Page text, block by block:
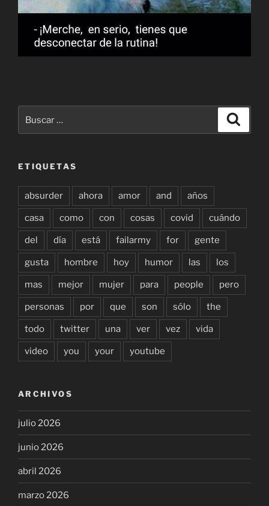
por:
ETIQUETAS
absurder ahora amor and años
casa como con cosas covid cuándo
del día está failarmy for gente
gusta hombre hoy humor las los
mas mejor mujer para people pero
personas por que son sólo the
todo twitter una ver vez vida
video you your youtube
ARCHIVOS
julio 2026
junio 2026
abril 2026
marzo 2026